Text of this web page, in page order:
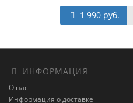
1 990 руб.
ИНФОРМАЦИЯ
О нас
Информация о доставке